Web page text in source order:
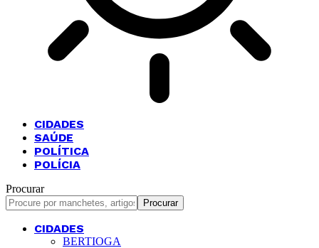
CIDADES
SAÚDE
POLÍTICA
POLÍCIA
Procurar
CIDADES
BERTIOGA